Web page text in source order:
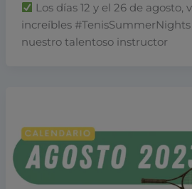
Los días 12 y el 26 de
increíbles
nuestro talentoso instructor